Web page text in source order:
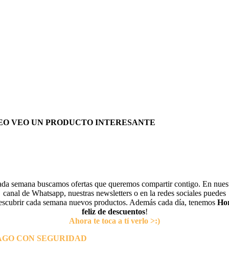
VEO UN PRODUCTO INTERESANTE
semana buscamos ofertas que queremos compartir contigo. En
canal de Whatsapp, nuestras newsletters o en la redes sociales puedes
cada semana nuevos productos. Además cada día, tenemos
feliz de descuentos!
Ahora te toca a tí verlo >:)
CON SEGURIDAD